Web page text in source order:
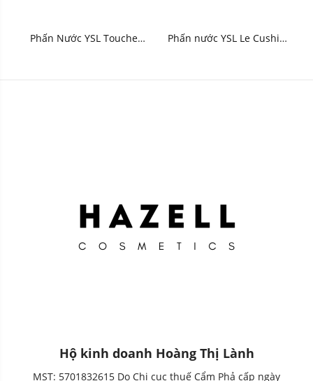
Phấn Nước YSL Touche
Phấn nước YSL Le Cushion
Hộ kinh doanh Hoàng Thị Lành
MST: 5701832615 Do Chi cục thuế Cẩm Phả cấp ngày